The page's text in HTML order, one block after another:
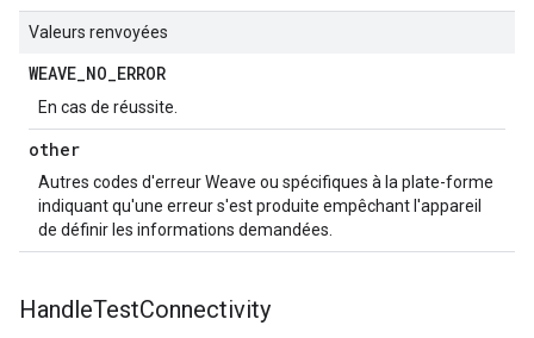
Valeurs renvoyées
WEAVE_NO_ERROR
En cas de réussite.
other
Autres codes d'erreur Weave ou spécifiques à la plate-forme
indiquant qu'une erreur s'est produite empêchant l'appareil
de définir les informations demandées.
HandleTestConnectivity